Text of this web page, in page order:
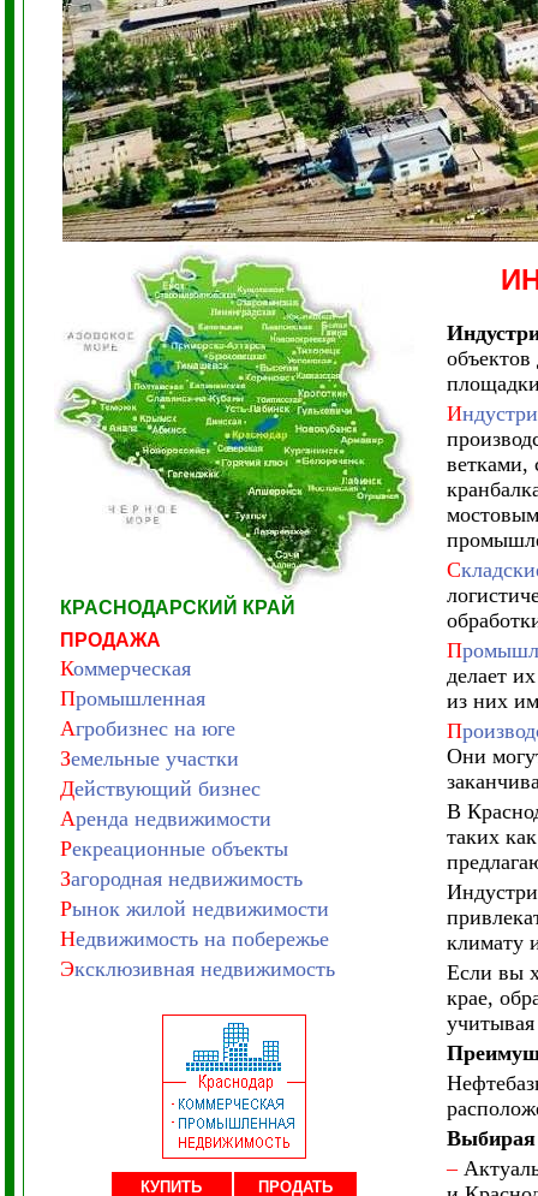
КРАСНОДАРСКИЙ КРАЙ
ПРОДАЖА
Коммерческая
Промышленная
Агробизнес на юге
Земельные участки
Действующий бизнес
Аренда недвижимости
Рекреационные объекты
Загородная недвижимость
Рынок жилой недвижимости
Недвижимость на побережье
Эксклюзивная недвижимость
КУПИТЬ
ПРОДАТЬ
И
ветками,
С
П
делает
из них
П
Они
В
таких
климату
Если вы
крае,
Выбирая
–